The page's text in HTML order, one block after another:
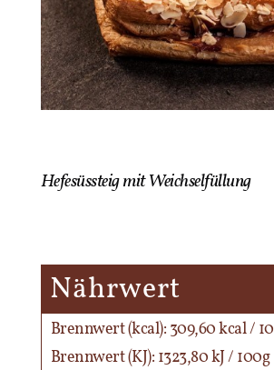
Hefesüssteig mit Weichselfüllung
Nährwert
Brennwert (kcal): 309,60 kcal /
Brennwert (KJ): 1323,80 kJ / 100g